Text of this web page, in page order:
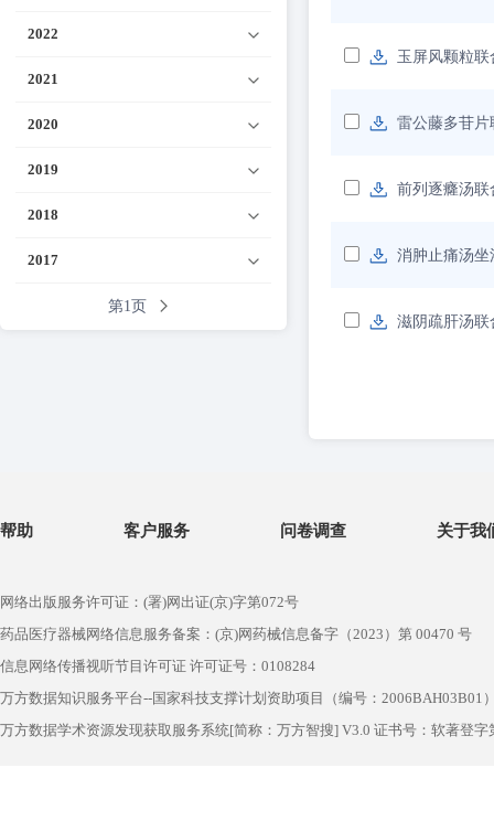
2022
2021
2020
2019
2018
2017
第1页
玉屏风颗粒
雷公藤多苷
前列逐癃汤
消肿止痛汤
滋阴疏肝汤
帮助 客户服务 问卷调查 关于我
网络出版服务许可证：(署)网出证(京)字第072号
药品医疗器械网络信息服务备案：(京)网药械信息备字（2023）第 00470 号
信息网络传播视听节目许可证 许可证号：0108284
万方数据知识服务平台--国家科技支撑计划资助项目（编号：2006BAH03B01
万方数据学术资源发现获取服务系统[简称：万方智搜] V3.0 证书号：软著登字